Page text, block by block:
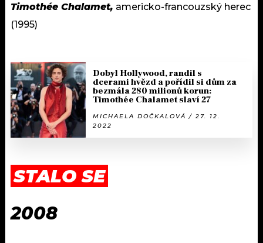
Timothée Chalamet, americko-francouzský herec
(1995)
Dobyl Hollywood, randil s
dcerami hvězd a pořídil si dům za
bezmála 280 milionů korun:
Timothée Chalamet slaví 27
MICHAELA DOČKALOVÁ / 27. 12.
2022
STALO SE
2008